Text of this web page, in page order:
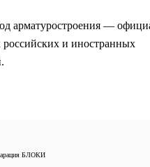
арматуростроения —
российских и иностранных